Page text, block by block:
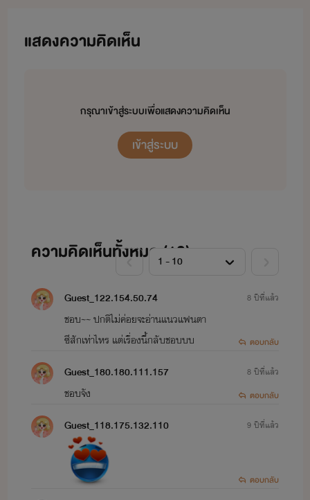
น้ำหมึกหยดเดียว
เขียนนิยายมือใหม่
แต่งนิยายขึ้นมา
เพราะอยากจะให้คนได้อ่าน
จินตนาการของนักเขียนที่แต่งขึ้นมา
อาจจะแต่งช้าไปบ้างเพราะต้อง
ทำงาน แต่ก็พยายามทำให้ผู้อ่านมี
ความสุขมากที่สุดกับการอ่านนิยาย
ของไรท์นะจ๊ะ
แสดงความคิดเห็น
กรุณาเข้าสู่ระบบเพื่อแสดงความคิดเห็น
เข้าสู่ระบบ
ความคิดเห็นทั้งหมด (10)
Guest_122.154.50.74
ชอบ~~ ปกติไม่ค่อยจะอ่านแนวแฟนตา
ซีสักเท่าไหร แต่เรื่องนี้กลับชอบบบ
8 ปีที่แล้ว
ตอบกลับ
Guest_180.180.111.157
ชอบจัง
8 ปีที่แล้ว
ตอบกลับ
Guest_118.175.132.110 9 ปีที่แล้ว
ตอบกลับ